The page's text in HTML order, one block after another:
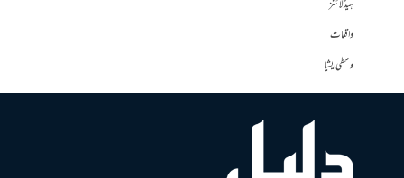
ہیڈلائنز
واقعات
وسطی ایشیا